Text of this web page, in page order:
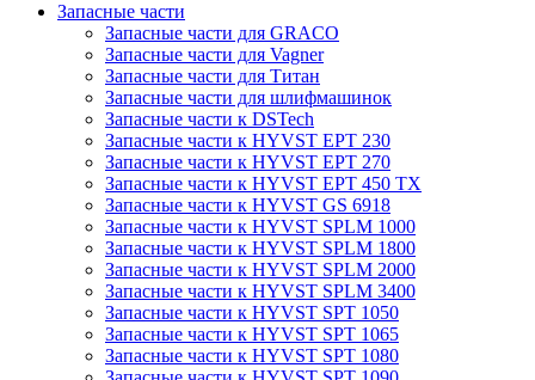
Запасные части
Запасные части для GRACO
Запасные части для Vagner
Запасные части для Титан
Запасные части для шлифмашинок
Запасные части к DSTech
Запасные части к HYVST EPT 230
Запасные части к HYVST EPT 270
Запасные части к HYVST EPT 450 TX
Запасные части к HYVST GS 6918
Запасные части к HYVST SPLM 1000
Запасные части к HYVST SPLM 1800
Запасные части к HYVST SPLM 2000
Запасные части к HYVST SPLM 3400
Запасные части к HYVST SPT 1050
Запасные части к HYVST SPT 1065
Запасные части к HYVST SPT 1080